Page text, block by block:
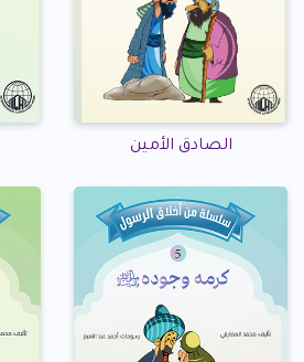
الصادق الأمين